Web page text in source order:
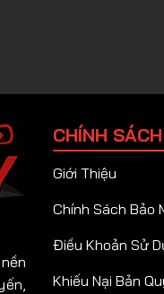
CHÍNH
Giới Thiệu
Chính Sách Bảo
Điều Khoản Sử
Khiếu Nại Bản